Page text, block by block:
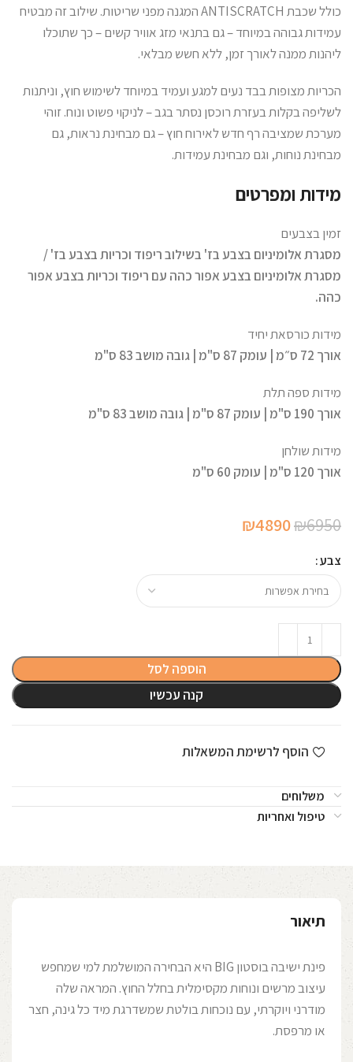
כולל שכבת ANTISCRATCH המגנה מפני שריטות. שילוב זה מבטיח
עמידות גבוהה במיוחד – גם בתנאי מזג אוויר קשים – כך שתוכלו
ליהנות ממנה לאורך זמן, ללא חשש מבלאי.
הכריות מצופות בבד נעים למגע ועמיד במיוחד לשימוש חוץ, וניתנות
לשליפה בקלות בעזרת רוכסן נסתר בגב – לניקוי פשוט ונוח. זוהי
מערכת שמציבה רף חדש לאירוח חוץ – גם מבחינת נראות, גם
מבחינת נוחות, וגם מבחינת עמידות.
מידות ומפרטים
זמין בצבעים
מסגרת אלומיניום בצבע בז' בשילוב ריפוד וכריות בצבע בז' /
מסגרת אלומיניום בצבע אפור כהה עם ריפוד וכריות בצבע אפור
כהה.
מידות כורסאת יחיד
אורך 72 ס״מ | עומק 87 ס"מ | גובה מושב 83 ס"מ
מידות ספה תלת
אורך 190 ס"מ |
עומק 87 ס"מ | גובה מושב 83 ס"מ
מידות שולחן
אורך 120 ס"מ | עומק 60 ס"מ
₪6950
המחיר
₪6950.
₪4890
צבע
הוספה לסל
קנה עכשיו
הוסף לרשימת המשאלות
משלוחים
טיפול ואחריות
תיאור
פינת ישיבה בוסטון BIG היא הבחירה המושלמת למי שמחפש
עיצוב מרשים ונוחות מקסימלית בחלל החוץ. המראה שלה
מודרני ויוקרתי, עם נוכחות בולטת שמשדרגת מיד כל גינה, חצר
או מרפסת.